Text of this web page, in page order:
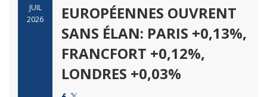
JUIL
2026
EUROPÉENNES OUVRENT
SANS ÉLAN: PARIS +0,13%,
FRANCFORT +0,12%,
LONDRES +0,03%